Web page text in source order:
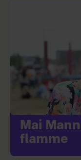
Mai
flamme